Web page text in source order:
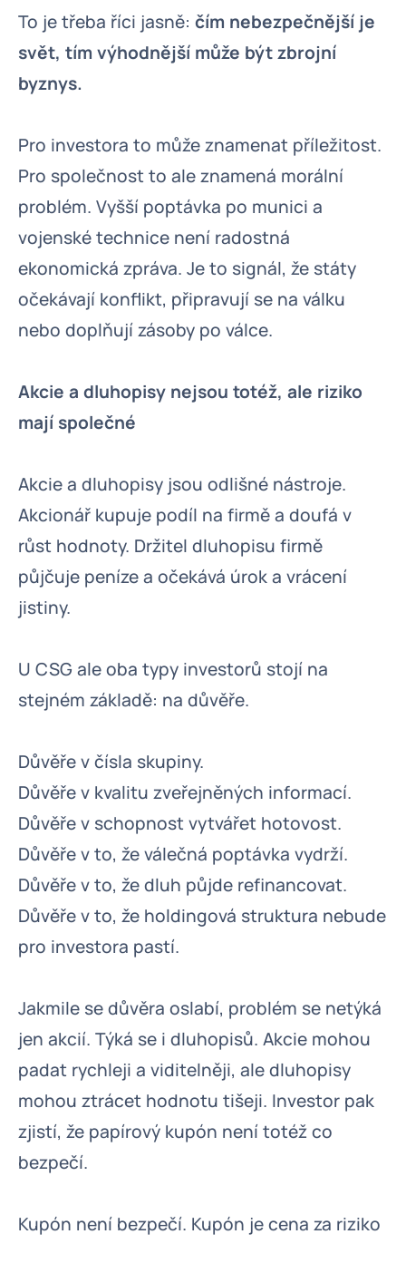
To je třeba říci jasně: čím nebezpečnější je
svět, tím výhodnější může být zbrojní
byznys.
Pro investora to může znamenat příležitost.
Pro společnost to ale znamená morální
problém. Vyšší poptávka po munici a
vojenské technice není radostná
ekonomická zpráva. Je to signál, že státy
očekávají konflikt, připravují se na válku
nebo doplňují zásoby po válce.
Akcie a dluhopisy nejsou totéž, ale riziko
mají společné
Akcie a dluhopisy jsou odlišné nástroje.
Akcionář kupuje podíl na firmě a doufá v
růst hodnoty. Držitel dluhopisu firmě
půjčuje peníze a očekává úrok a vrácení
jistiny.
U CSG ale oba typy investorů stojí na
stejném základě: na důvěře.
Důvěře v čísla skupiny.
Důvěře v kvalitu zveřejněných informací.
Důvěře v schopnost vytvářet hotovost.
Důvěře v to, že válečná poptávka vydrží.
Důvěře v to, že dluh půjde refinancovat.
Důvěře v to, že holdingová struktura nebude
pro investora pastí.
Jakmile se důvěra oslabí, problém se netýká
jen akcií. Týká se i dluhopisů. Akcie mohou
padat rychleji a viditelněji, ale dluhopisy
mohou ztrácet hodnotu tišeji. Investor pak
zjistí, že papírový kupón není totéž co
bezpečí.
Kupón není bezpečí. Kupón je cena za riziko